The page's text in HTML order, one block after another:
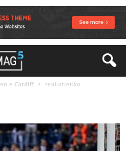
e Cardiff real-atletiko